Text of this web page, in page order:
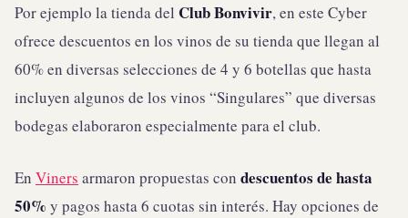
Por ejemplo la tienda del Club Bonvivir, en este Cyber
ofrece descuentos en los vinos de su tienda que llegan al
60% en diversas selecciones de 4 y 6 botellas que hasta
incluyen algunos de los vinos “Singulares” que diversas
bodegas elaboraron especialmente para el club.
En Viners armaron propuestas con descuentos de hasta
50% y pagos hasta 6 cuotas sin interés. Hay opciones de